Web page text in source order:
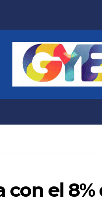
con el 8%